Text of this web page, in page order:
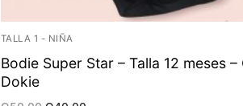
TALLA 1 - NIÑA
Bodie Super Star – Talla 12 meses –
Dokie